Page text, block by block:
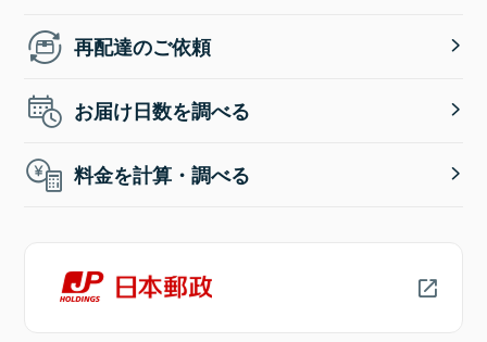
再配達のご依頼
お届け日数を調べる
料金を計算・調べる